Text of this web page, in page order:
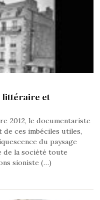
littéraire et
2012, le documentariste
ces imbéciles utiles,
du paysage
de la société toute
sioniste (…)